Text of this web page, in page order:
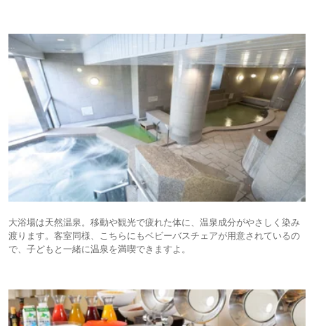
大浴場は天然温泉。移動や観光で疲れた体に、温泉成分がやさしく染み
渡ります。客室同様、こちらにもベビーバスチェアが用意されているの
で、子どもと一緒に温泉を満喫できますよ。